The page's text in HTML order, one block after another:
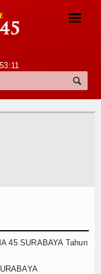
☰
45 SURABAYA Tahun